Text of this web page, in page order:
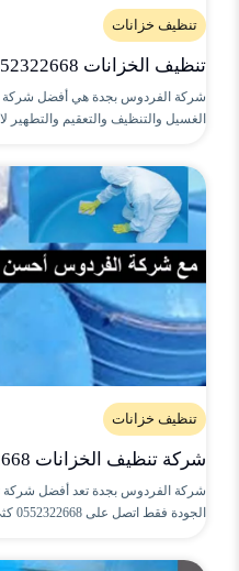
تنظيف خزانات
تنظيف الخزانات 0552322668
شركة الفردوس بجدة هي أفضل شركة
الغسيل والتنظيف والتعقيم والتطهير
تنظيف خزانات
شركة تنظيف الخزانات 0552322668
شركة الفردوس بجدة تعد أفضل شركة
الجودة فقط اتصل على 0552322668 كثي..